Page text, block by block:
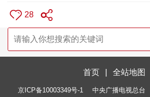
28
首页 全站地图
京ICP备10003349号-1 中央广播电视总台